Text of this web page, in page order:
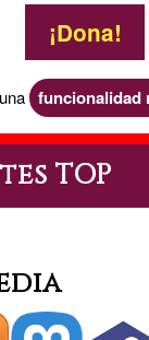
¡Dona!
funcionalidad
TOP